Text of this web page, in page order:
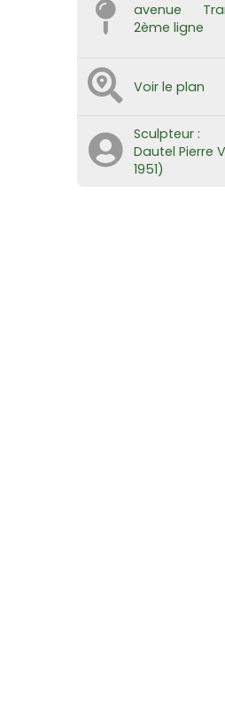
avenue
2ème ligne
Voir le plan
Sculpteur :
Dautel Pierre
1951)